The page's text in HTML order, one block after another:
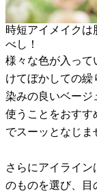
時短アイメイクは
べし！
様々な色が入って
けてぼかしての繰
染みの良いベージ
使うことをおすす
でスーッとなじま
さらにアイライ
のものを選び、目